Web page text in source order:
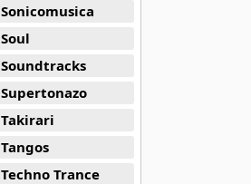
Sonicomusica
Soul
Soundtracks
Supertonazo
Takirari
Tangos
Techno Trance